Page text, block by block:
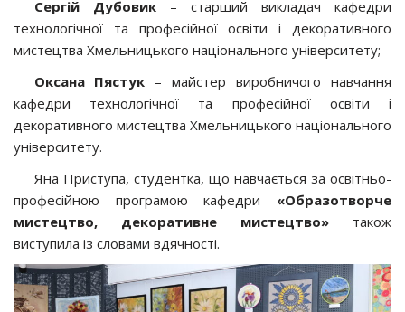
Сергій Дубовик– старший викладач кафедри
технологічної та професійної освіти і декоративного
мистецтва Хмельницького національного університету;
Оксана Пястук – майстер виробничого навчання
кафедри технологічної та професійної освіти і
декоративного мистецтва Хмельницького національного
університету.
Яна Приступа, студентка, що навчається за освітньо-
професійною програмою кафедри «Образотворче
мистецтво, декоративне мистецтво» також
виступила із словами вдячності.